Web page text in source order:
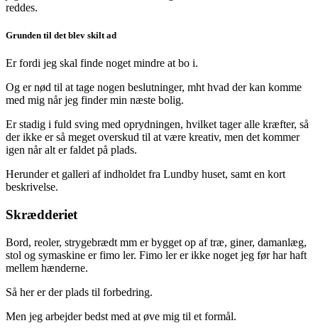
reddes.
Grunden til det blev skilt ad
Er fordi jeg skal finde noget mindre at bo i.
Og er nød til at tage nogen beslutninger, mht hvad der kan komme
med mig når jeg finder min næste bolig.
Er stadig i fuld sving med oprydningen, hvilket tager alle kræfter, så
der ikke er så meget overskud til at være kreativ, men det kommer
igen når alt er faldet på plads.
Herunder et galleri af indholdet fra Lundby huset, samt en kort
beskrivelse.
Skrædderiet
Bord, reoler, strygebrædt mm er bygget op af træ, giner, damanlæg,
stol og symaskine er fimo ler. Fimo ler er ikke noget jeg før har haft
mellem hænderne.
Så her er der plads til forbedring.
Men jeg arbejder bedst med at øve mig til et formål.